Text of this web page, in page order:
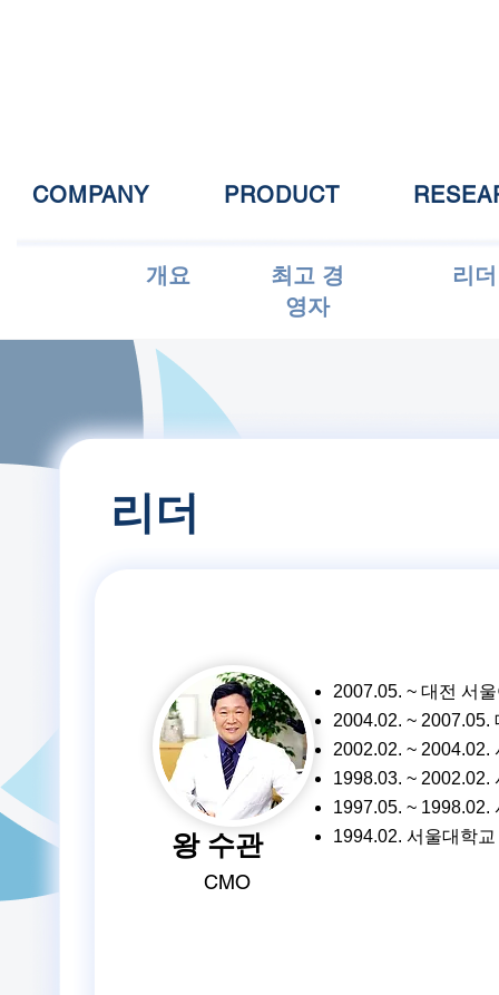
COMPANY PRODUCT
개요
최고 경
영자
리더
리더
왕 수관
2007.05. ~ 대전 서
2004.02. ~ 2007.05.
2002.02. ~ 2004.02.
1998.03. ~ 2002.02.
1997.05. ~ 1998.02.
1994.02. 서울대학
CMO